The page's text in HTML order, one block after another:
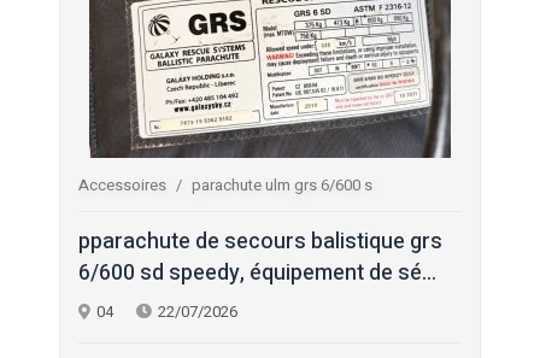
Accessoires parachute ulm grs 6/600 s
pparachute de secours balistique grs
6/600 sd speedy, équipement de sé...
04 22/07/2026